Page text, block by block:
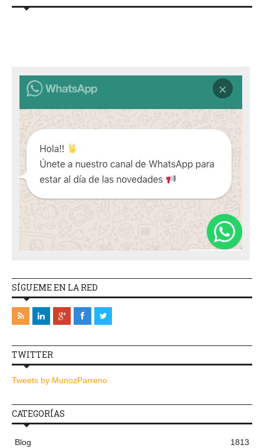
SÍGUEME EN LA RED
TWITTER
Tweets by MunozParreno
CATEGORÍAS
Blog
1813